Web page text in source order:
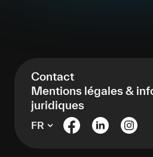
Contact
Mentions légales &
juridiques
FR